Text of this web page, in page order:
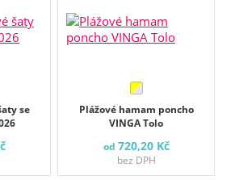
se
Plážové hamam poncho
VINGA Tolo
od 720,20 Kč
bez DPH